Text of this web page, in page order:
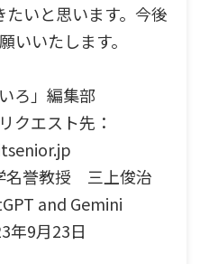
いと思います。今後
いいたします。
ろ」編集部
クエスト先：
名誉教授 三上俊治
and Gemini
年9月23日